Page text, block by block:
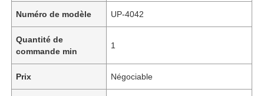
Numéro de modèle UP-4042
Quantité de
commande min
1
Prix Négociable